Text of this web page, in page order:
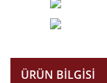
ÜRÜN BILGISI